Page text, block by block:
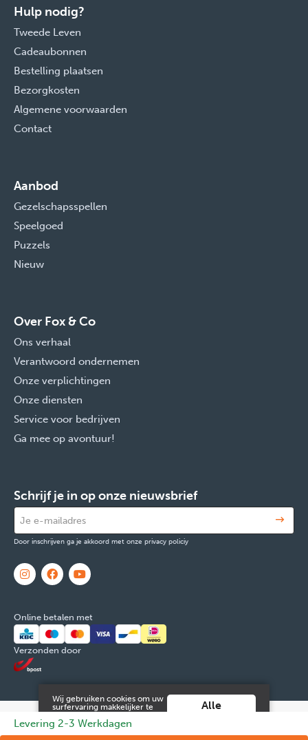
Levering 2-3 Werkdagen
Hulp nodig?
Tweede Leven
Cadeaubonnen
Bestelling plaatsen
Bezorgkosten
Algemene voorwaarden
Contact
Aanbod
Gezelschapsspellen
Speelgoed
Puzzels
Nieuw
Over Fox & Co
Ons verhaal
Verantwoord ondernemen
Onze verplichtingen
Onze diensten
Service voor bedrijven
Ga mee op avontuur!
Schrijf je in op onze nieuwsbrief
Door inschrijven ga je akkoord met onze privacy policiy
Online betalen met
Verzonden door
© 2026 FOX & Cie Ondernemingsnr: 0551.965.335
Tilroy.
Wij gebruiken cookies om uw
surfervaring makkelijker te
te maken van deze website ga
je hiermee akkoord.
Alle
aanvaarden